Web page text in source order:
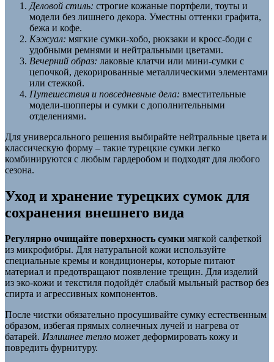
Деловой стиль: строгие кожаные портфели, тоуты и
модели без лишнего декора. Уместны оттенки графита,
бежа и кофе.
Кэжуал: мягкие сумки-хобо, рюкзаки и кросс-боди с
удобными ремнями и нейтральными цветами.
Вечерний образ: лаковые клатчи или мини-сумки с
цепочкой, декорированные металлическими элементами
или стежкой.
Путешествия и повседневные дела: вместительные
модели-шопперы и сумки с дополнительными
отделениями.
Для универсального решения выбирайте нейтральные цвета и
классическую форму – такие турецкие сумки легко
комбинируются с любым гардеробом и подходят для любого
сезона.
Уход и хранение турецких сумок для
сохранения внешнего вида
Регулярно очищайте поверхность сумки мягкой салфеткой
из микрофибры. Для натуральной кожи используйте
специальные кремы и кондиционеры, которые питают
материал и предотвращают появление трещин. Для изделий
из эко-кожи и текстиля подойдёт слабый мыльный раствор без
спирта и агрессивных компонентов.
После чистки обязательно просушивайте сумку естественным
образом, избегая прямых солнечных лучей и нагрева от
батарей. Излишнее тепло может деформировать кожу и
повредить фурнитуру.